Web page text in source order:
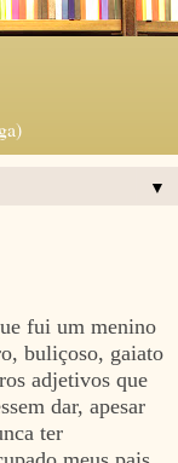
▼
fui um menino
buliçoso, gaiato
adjetivos que
dar, apesar
ter